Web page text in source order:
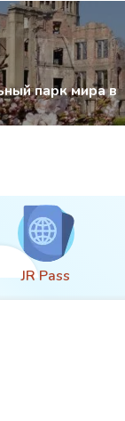
парк мира в
JR Pass